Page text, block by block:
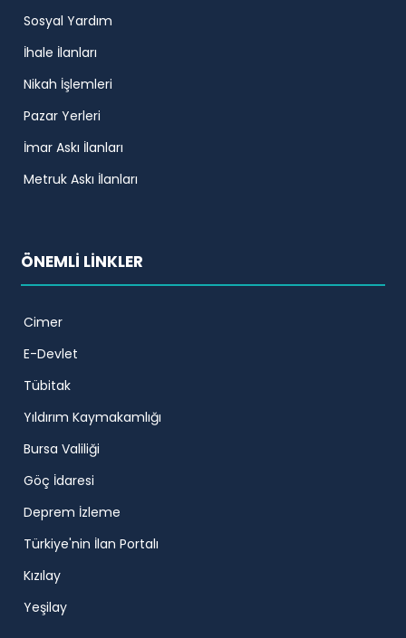
Sosyal Yardım
İhale İlanları
Nikah İşlemleri
Pazar Yerleri
İmar Askı İlanları
Metruk Askı İlanları
ÖNEMLİ LİNKLER
Cimer
E-Devlet
Tübitak
Yıldırım Kaymakamlığı
Bursa Valiliği
Göç İdaresi
Deprem İzleme
Türkiye'nin İlan Portalı
Kızılay
Yeşilay